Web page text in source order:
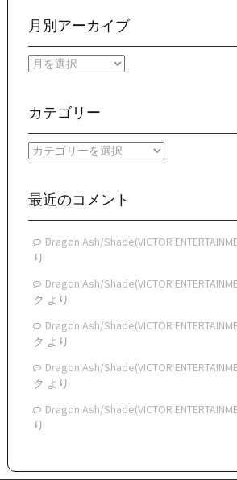
月別アーカイブ
月
ー
イ
ブ
カテゴリー
カ
リ
最近のコメント
Dragon Ash/Shade(VICTOR
り
Dragon Ash/Shade(VICTOR
ク より
Dragon Ash/Shade(VICTOR
ク より
Dragon Ash/Shade(VICTOR
ク より
Dragon Ash/Shade(VICTOR
り